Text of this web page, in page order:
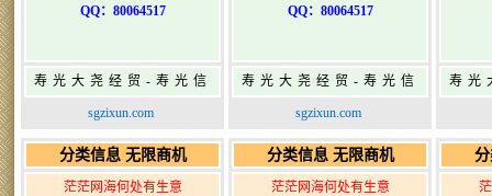
QQ：80064517
寿光大尧经贸-寿光信
息网-免费信息发布网-
sgzixun.com
QQ：80064517
寿光大尧经贸-寿光信
息网-免费信息发布网-
sgzixun.com
寿光
分类信息 无限商机
茫茫网海何处有生意
分类信息 无限商机
茫茫网海何处有生意